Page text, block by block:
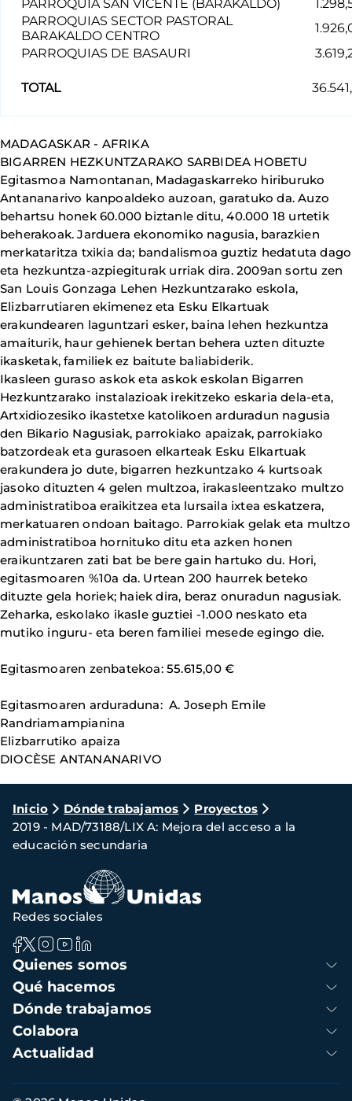
PARROQUIA SAN VICENTE (BARAKALDO)
PARROQUIAS SECTOR PASTORAL
BARAKALDO CENTRO
PARROQUIAS DE BASAURI
TOTAL
MADAGASKAR - AFRIKA
BIGARREN HEZKUNTZARAKO SARBIDEA HOBETU
Egitasmoa Namontanan, Madagaskarreko hiriburuko
Antananarivo kanpoaldeko auzoan, garatuko da. Auzo
behartsu honek 60.000 biztanle ditu, 40.000 18 urtetik
beherakoak. Jarduera ekonomiko nagusia, barazkien
merkataritza txikia da; bandalismoa guztiz hedatuta dago
eta hezkuntza-azpiegiturak urriak dira. 2009an sortu zen
San Louis Gonzaga Lehen Hezkuntzarako eskola,
Elizbarrutiaren ekimenez eta Esku Elkartuak
erakundearen laguntzari esker, baina lehen hezkuntza
amaiturik, haur gehienek bertan behera uzten dituzte
ikasketak, familiek ez baitute baliabiderik.
Ikasleen guraso askok eta askok eskolan Bigarren
Hezkuntzarako instalazioak irekitzeko eskaria dela-eta,
Artxidiozesiko ikastetxe katolikoen arduradun nagusia
den Bikario Nagusiak, parrokiako apaizak, parrokiako
batzordeak eta gurasoen elkarteak Esku Elkartuak
erakundera jo dute, bigarren hezkuntzako 4 kurtsoak
jasoko dituzten 4 gelen multzoa, irakasleentzako multzo
administratiboa eraikitzea eta lursaila ixtea eskatzera,
merkatuaren ondoan baitago. Parrokiak gelak eta multzo
administratiboa hornituko ditu eta azken honen
eraikuntzaren zati bat be bere gain hartuko du. Hori,
egitasmoaren %10a da. Urtean 200 haurrek beteko
dituzte gela horiek; haiek dira, beraz onuradun nagusiak.
Zeharka, eskolako ikasle guztiei -1.000 neskato eta
mutiko inguru- eta beren familiei mesede egingo die.
Egitasmoaren zenbatekoa: 55.615,00 €
Egitasmoaren arduraduna: A. Joseph Emile
Randriamampianina
Elizbarrutiko apaiza
DIOCÈSE ANTANANARIVO
Ruta
de
navegación
Inicio Dónde trabajamos
Proyectos
2019 - MAD/73188/LIX A: Mejora del acceso a la
educación secundaria
Navegación
principal
Quienes somos
Qué hacemos
Dónde trabajamos
Colabora
Actualidad
Redes sociales